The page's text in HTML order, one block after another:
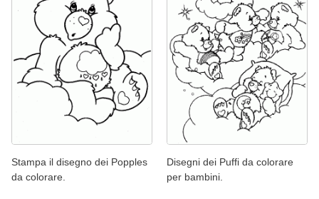
Stampa il disegno dei Popples
da colorare.
Disegni dei Puffi da colorare
per bambini.